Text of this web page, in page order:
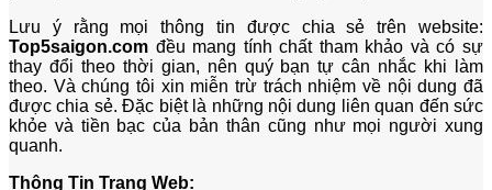
Lưu ý rằng mọi thông tin được chia sẻ trên website:
Top5saigon.com đều mang tính chất tham khảo và có sự
thay đổi theo thời gian, nên quý bạn tự cân nhắc khi làm
theo. Và chúng tôi xin miễn trừ trách nhiệm về nội dung đã
được chia sẻ. Đặc biệt là những nội dung liên quan đến sức
khỏe và tiền bạc của bản thân cũng như mọi người xung
quanh.
Thông Tin Trang Web: